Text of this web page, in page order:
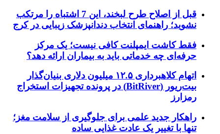
قبل از اصلاح طرح لبخند، این 7 اشتباه را مرتکب
نشوید؛ راهنمای انتخاب دندانپزشک زیبایی در کرج
فقط کاشت ایمپلنت کافی نیست؛ یک مرکز
حرفه‌ای چه خدماتی باید به بیماران ارائه دهد؟
اتهام کلاهبرداری ۱۲.۵ میلیون دلاری بنیان‌گذار
بیت‌ریور (BitRiver) در پرونده تجهیزات استخراج
رمزارز
راهکار جدید علمی برای جلوگیری از سلامت مغز؛
تنها با تغییر یک عادت غذایی ساده